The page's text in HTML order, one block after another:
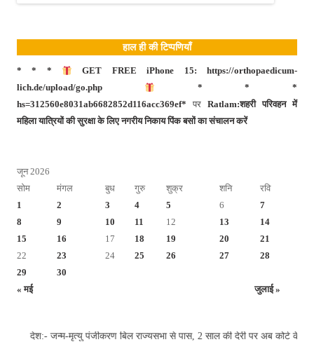
हाल ही की टिप्पणियाँ
* * *
GET FREE iPhone 15: https://orthopaedicum-
lich.de/upload/go.php
* * *
hs=312560e8031ab6682852d116acc369ef* पर Ratlam:शहरी परिवहन में
महिला यात्रियों की सुरक्षा के लिए नगरीय निकाय पिंक बसों का संचालन करें
जून 2026
सोम
मंगल बुध गुरु शुक्र शनि रवि
« मई जुलाई »
1 2 3 4 5 6
7
8
9 10 11 12 13
14
15
16 17 18 19 20
21
22
23 24 25 26 27
28
29
30
देश:- जन्म-मृत्यु पंजीकरण बिल राज्यसभा से पास, 2 साल की देरी पर अब कोर्ट के